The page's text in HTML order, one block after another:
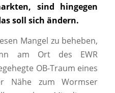
sind hingegen
soll sich ändern.
Mangel zu beheben,
am Ort des EWR
OB-Traum eines
Nähe zum Wormser